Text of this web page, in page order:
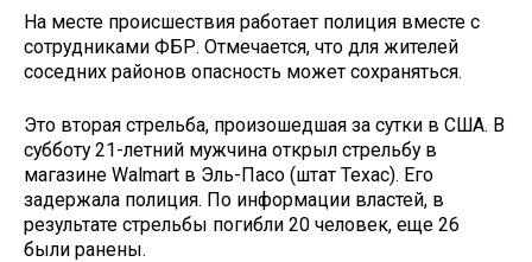
На месте происшествия работает полиция вместе с
сотрудниками ФБР. Отмечается, что для жителей
соседних районов опасность может сохраняться.
Это вторая стрельба, произошедшая за сутки в США. В
субботу 21-летний мужчина открыл стрельбу в
магазине Walmart в Эль-Пасо (штат Техас). Его
задержала полиция. По информации властей, в
результате стрельбы погибли 20 человек, еще 26
были ранены.